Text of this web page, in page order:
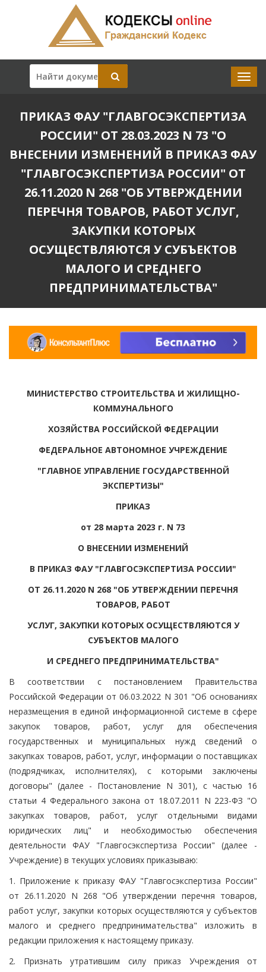
ПРИКАЗ ФАУ "ГЛАВГОСЭКСПЕРТИЗА
РОССИИ" ОТ 28.03.2023 N 73 "О
ВНЕСЕНИИ ИЗМЕНЕНИЙ В ПРИКАЗ ФАУ
"ГЛАВГОСЭКСПЕРТИЗА РОССИИ" ОТ
26.11.2020 N 268 "ОБ УТВЕРЖДЕНИИ
ПЕРЕЧНЯ ТОВАРОВ, РАБОТ УСЛУГ,
ЗАКУПКИ КОТОРЫХ
ОСУЩЕСТВЛЯЮТСЯ У СУБЪЕКТОВ
МАЛОГО И СРЕДНЕГО
ПРЕДПРИНИМАТЕЛЬСТВА"
МИНИСТЕРСТВО СТРОИТЕЛЬСТВА И ЖИЛИЩНО-
КОММУНАЛЬНОГО
ХОЗЯЙСТВА РОССИЙСКОЙ ФЕДЕРАЦИИ
ФЕДЕРАЛЬНОЕ АВТОНОМНОЕ УЧРЕЖДЕНИЕ
"ГЛАВНОЕ УПРАВЛЕНИЕ ГОСУДАРСТВЕННОЙ
ЭКСПЕРТИЗЫ"
ПРИКАЗ
от 28 марта 2023 г. N 73
О ВНЕСЕНИИ ИЗМЕНЕНИЙ
В ПРИКАЗ ФАУ "ГЛАВГОСЭКСПЕРТИЗА РОССИИ"
ОТ 26.11.2020 N 268 "ОБ УТВЕРЖДЕНИИ ПЕРЕЧНЯ
ТОВАРОВ, РАБОТ
УСЛУГ, ЗАКУПКИ КОТОРЫХ ОСУЩЕСТВЛЯЮТСЯ У
СУБЪЕКТОВ МАЛОГО
И СРЕДНЕГО ПРЕДПРИНИМАТЕЛЬСТВА"
В соответствии с постановлением Правительства
Российской Федерации от 06.03.2022 N 301 "Об основаниях
неразмещения в единой информационной системе в сфере
закупок товаров, работ, услуг для обеспечения
государственных и муниципальных нужд сведений о
закупках товаров, работ, услуг, информации о поставщиках
(подрядчиках, исполнителях), с которыми заключены
договоры" (далее - Постановление N 301), с частью 16
статьи 4 Федерального закона от 18.07.2011 N 223-ФЗ "О
закупках товаров, работ, услуг отдельными видами
юридических лиц" и необходимостью обеспечения
деятельности ФАУ "Главгосэкспертиза России" (далее -
Учреждение) в текущих условиях приказываю:
1. Приложение к приказу ФАУ "Главгосэкспертиза России"
от 26.11.2020 N 268 "Об утверждении перечня товаров,
работ услуг, закупки которых осуществляются у субъектов
малого и среднего предпринимательства" изложить в
редакции приложения к настоящему приказу.
2. Признать утратившим силу приказ Учреждения от